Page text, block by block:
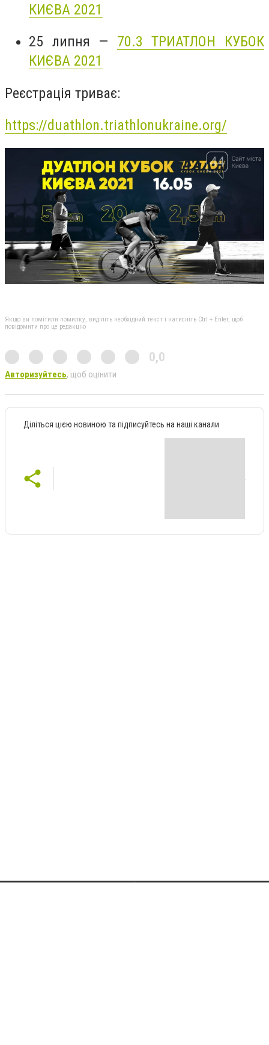
КИЄВА 2021
25 липня — 70.3 ТРИАТЛОН КУБОК
КИЄВА 2021
Реєстрація триває:
https://duathlon.triathlonukraine.org/
Якщо ви помітили помилку, виділіть необхідний текст і натисніть Ctrl + Enter, щоб
повідомити про це редакцію
0,0
Авторизуйтесь, щоб оцінити
Діліться цією новиною та підписуйтесь на наші канали